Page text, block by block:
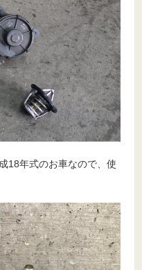
18年式のお車なので、使